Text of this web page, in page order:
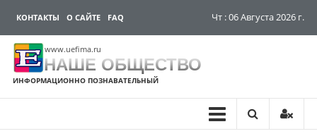
КОНТАКТЫ О САЙТЕ FAQ Чт : 06 Августа 2026 г.
www.uefima.ru
НАШЕ ОБЩЕСТВО
ИНФОРМАЦИОННО ПОЗНАВАТЕЛЬНЫЙ